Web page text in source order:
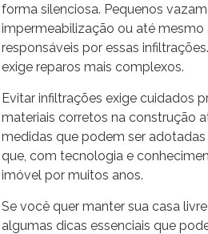
forma silenciosa. Pequenos
impermeabilização ou até
responsáveis por essas
exige reparos mais complexos.
Evitar infiltrações exige cuidados
materiais corretos na construção
medidas que podem ser
que, com tecnologia e
imóvel por muitos anos.
Se você quer manter sua casa
algumas dicas essenciais que